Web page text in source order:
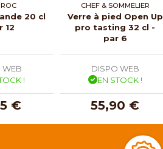
20 cl
12
WEB
!
€
CHEF & SOMMELIER
Verre à pied Open Up
pro tasting 32 cl -
par 6
DISPO WEB
EN STOCK !
55,90 €